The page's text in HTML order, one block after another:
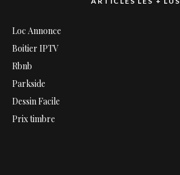
Loc Annonce
Boitier IPTV
Rbnb
Parkside
Dessin Facile
Prix timbre